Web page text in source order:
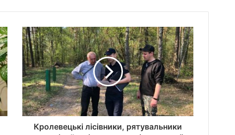
Кролевецькі лісівники, рятувальники